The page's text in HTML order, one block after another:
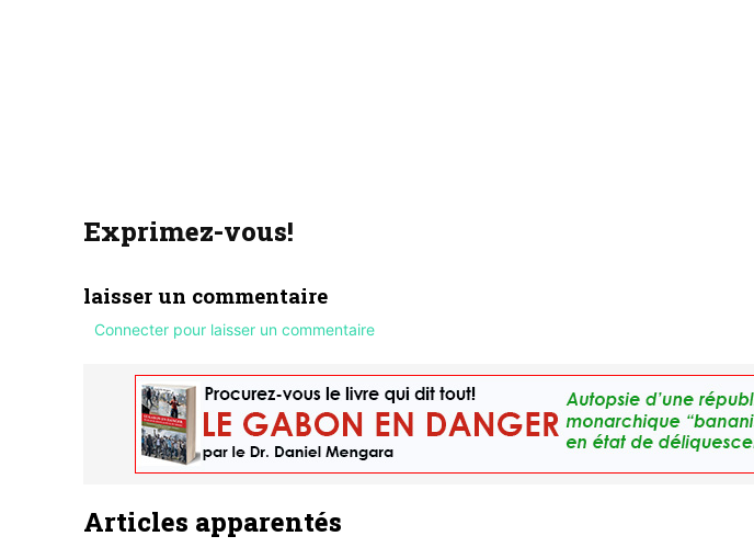
Exprimez-vous!
laisser un commentaire
Connecter pour laisser un commentaire
Articles apparentés